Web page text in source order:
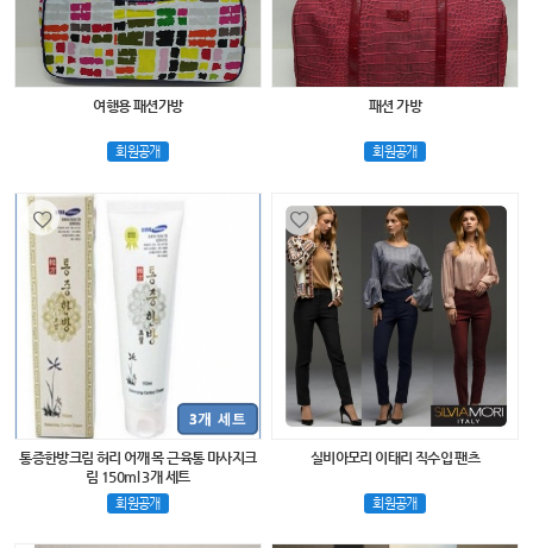
여행용 패션가방
회원공개
패션 가방
회원공개
통증한방크림 허리 어깨 목 근육통 마사지크
림 150ml 3개 세트
회원공개
실비아모리 이태리 직수입 팬츠
회원공개